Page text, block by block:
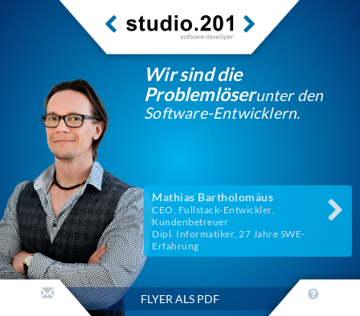
Wir sind die
Problemlöserunter den
Software-Entwicklern.
Mathias Bartholomäus
CEO, Fullstack-Entwickler,
Kundenbetreuer
Dipl. Informatiker, 27 Jahre SWE-
Erfahrung
FLYER ALS PDF